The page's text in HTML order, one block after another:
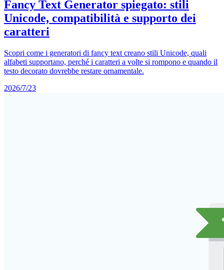
Fancy Text Generator spiegato: stili
Unicode, compatibilità e supporto dei
caratteri
Scopri come i generatori di fancy text creano stili Unicode, quali
alfabeti supportano, perché i caratteri a volte si rompono e quando il
testo decorato dovrebbe restare ornamentale.
2026/7/23